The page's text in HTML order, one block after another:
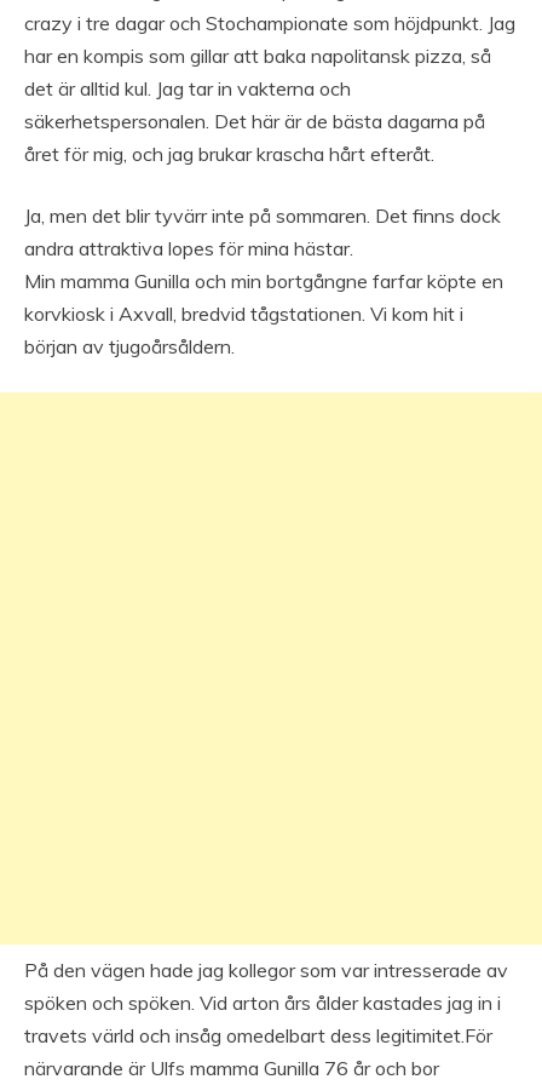
crazy i tre dagar och Stochampionate som höjdpunkt. Jag
har en kompis som gillar att baka napolitansk pizza, så
det är alltid kul. Jag tar in vakterna och
säkerhetspersonalen. Det här är de bästa dagarna på
året för mig, och jag brukar krascha hårt efteråt.
Ja, men det blir tyvärr inte på sommaren. Det finns dock
andra attraktiva lopes för mina hästar.
Min mamma Gunilla och min bortgångne farfar köpte en
korvkiosk i Axvall, bredvid tågstationen. Vi kom hit i
början av tjugoårsåldern.
På den vägen hade jag kollegor som var intresserade av
spöken och spöken. Vid arton års ålder kastades jag in i
travets värld och insåg omedelbart dess legitimitet.För
närvarande är Ulfs mamma Gunilla 76 år och bor